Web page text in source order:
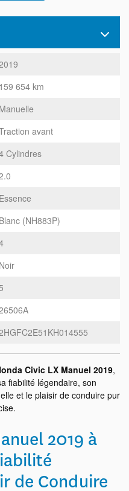
159 654 km
Manuelle
avant
Cylindres
Essence
Blanc (NH883P)
Noir
Civic LX Manuel 2019,
fiabilité légendaire, son
et le plaisir de conduire pur
2019 à
de Conduire